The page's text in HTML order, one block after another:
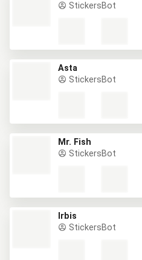
StickersBot
Asta
StickersBot
Mr. Fish
StickersBot
Irbis
StickersBot